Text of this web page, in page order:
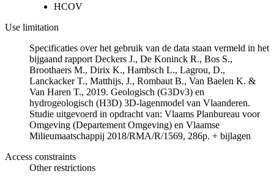
HCOV
Use limitation
Specificaties over het gebruik van de data staan vermeld in het
bijgaand rapport Deckers J., De Koninck R., Bos S.,
Broothaers M., Dirix K., Hambsch L., Lagrou, D.,
Lanckacker T., Matthijs, J., Rombaut B., Van Baelen K. &
Van Haren T., 2019. Geologisch (G3Dv3) en
hydrogeologisch (H3D) 3D-lagenmodel van Vlaanderen.
Studie uitgevoerd in opdracht van: Vlaams Planbureau voor
Omgeving (Departement Omgeving) en Vlaamse
Milieumaatschappij 2018/RMA/R/1569, 286p. + bijlagen
Access constraints
Other restrictions